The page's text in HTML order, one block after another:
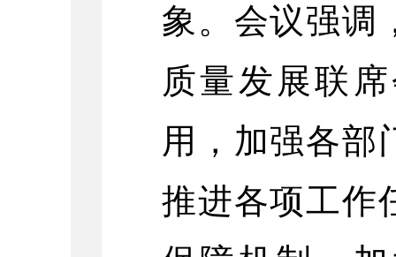
象。会议强调
质量发展联
用，加强各部
推进各项工作